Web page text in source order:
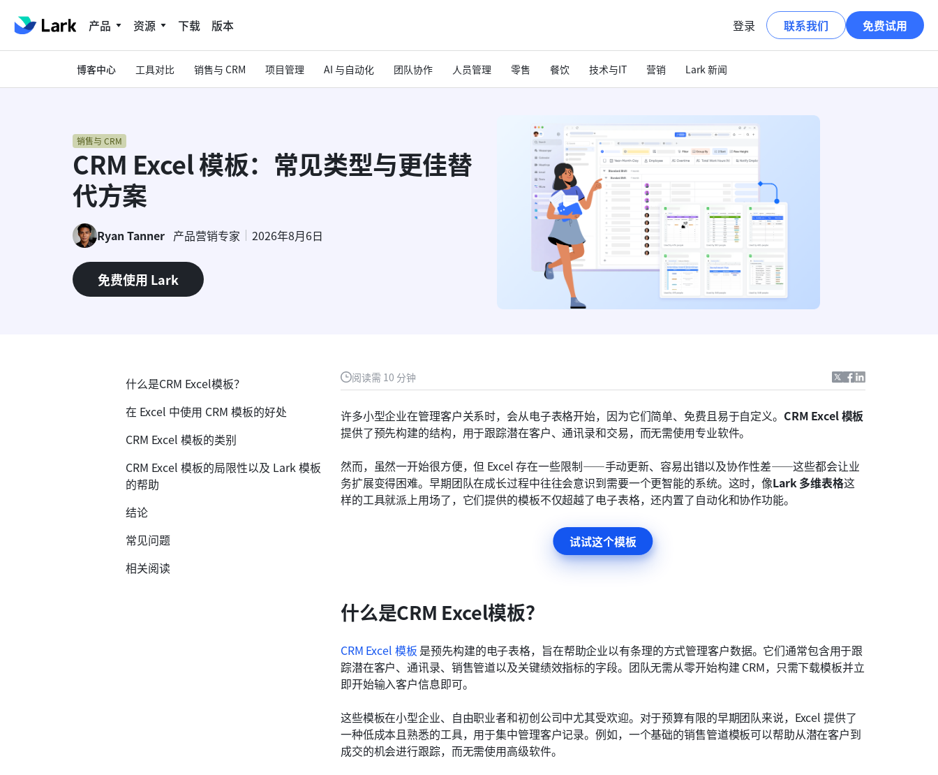
产品 资源 下载 版本 登录 联系我们 免费试用
博客中心 工具对比 销售与 CRM 项目管理 AI 与自动化 团队协作 人员管理 零售 餐饮 技术与IT 营销 Lark 新闻
销售与 CRM
CRM Excel 模板：常见类型与更佳替
代方案
Ryan Tanner 产品营销专家 2026年8月6日
免费使用 Lark
阅读需 10 分钟
许多小型企业在管理客户关系时，会从电子表格开始，因为它们简单、免费且易于自定义。 CRM Excel 模板
提供了预先构建的结构，用于跟踪潜在客户、通讯录和交易，而无需使用专业软件。
然而，虽然一开始很方便，但 Excel 存在一些限制——手动更新、容易出错以及协作性差——这些都会让业
务扩展变得困难。早期团队在成长过程中往往会意识到需要一个更智能的系统。这时，像Lark 多维表格这
样的工具就派上用场了，它们提供的模板不仅超越了电子表格，还内置了自动化和协作功能。
试试这个模板
什么是CRM Excel模板？
CRM Excel 模板 是预先构建的电子表格，旨在帮助企业以有条理的方式管理客户数据。它们通常包含用于跟
踪潜在客户、通讯录、销售管道以及关键绩效指标的字段。团队无需从零开始构建 CRM，只需下载模板并立
即开始输入客户信息即可。
这些模板在小型企业、自由职业者和初创公司中尤其受欢迎。对于预算有限的早期团队来说，Excel 提供了
一种低成本且熟悉的工具，用于集中管理客户记录。例如，一个基础的销售管道模板可以帮助从潜在客户到
成交的机会进行跟踪，而无需使用高级软件。
什么是CRM Excel模板？
在 Excel 中使用 CRM 模板的好处
CRM Excel 模板的类别
CRM Excel 模板的局限性以及 Lark 模板
的帮助
结论
常见问题
相关阅读